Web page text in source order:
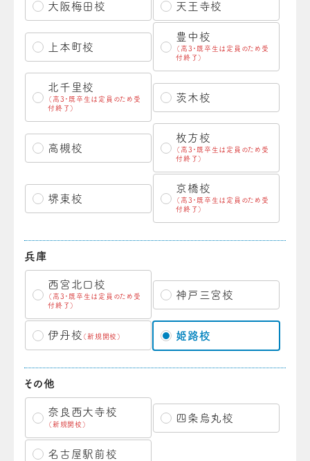
大阪梅田校 天王寺校
上本町校
豊中校
（高3・既卒生は定員のため受
付終了）
北千里校
（高3・既卒生は定員のため受
付終了）
茨木校
高槻校
枚方校
（高3・既卒生は定員のため受
付終了）
堺東校
京橋校
（高3・既卒生は定員のため受
付終了）
兵庫
西宮北口校
（高3・既卒生は定員のため受
付終了）
神戸三宮校
伊丹校 （新規開校） 姫路校
その他
奈良西大寺校
（新規開校）
四条烏丸校
名古屋駅前校